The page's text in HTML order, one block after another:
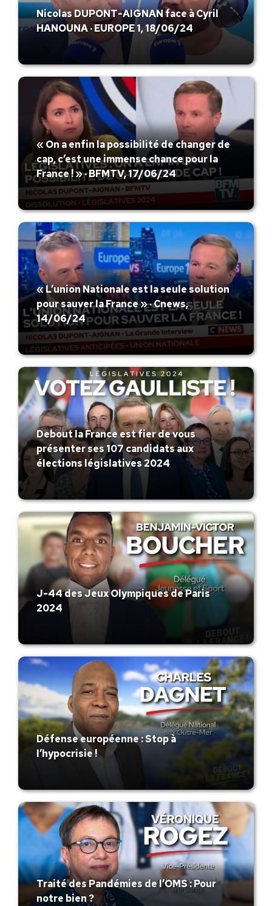
Nicolas DUPONT-AIGNAN face à Cyril
HANOUNA · EUROPE 1, 18/06/24
« On a enfin la possibilité de changer de
cap, c’est une immense chance pour la
France ! » · BFMTV, 17/06/24
« L’union Nationale est la seule solution
pour sauver la France » · Cnews,
14/06/24
Debout la France est fier de vous
présenter ses 107 candidats aux
élections législatives 2024
J-44 des Jeux Olympiques de Paris
2024
Défense européenne : Stop à
l’hypocrisie !
Traité des Pandémies de l’OMS : Pour
notre bien ?